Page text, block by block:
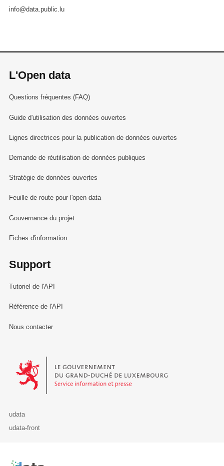
info@data.public.lu
L'Open data
Questions fréquentes (FAQ)
Guide d'utilisation des données ouvertes
Lignes directrices pour la publication de données ouvertes
Demande de réutilisation de données publiques
Stratégie de données ouvertes
Feuille de route pour l'open data
Gouvernance du projet
Fiches d'information
Support
Tutoriel de l'API
Référence de l'API
Nous contacter
Le Gouvernement du Grand-Duché de Luxembourg - Service
udata
udata-front